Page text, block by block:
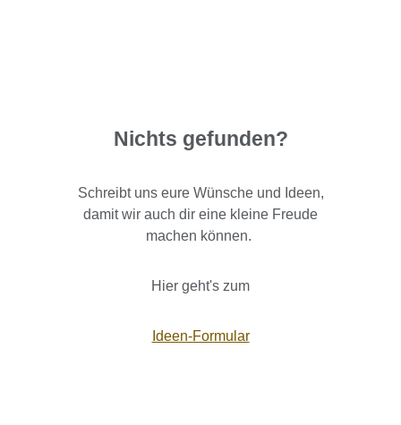
Nichts gefunden?
Schreibt uns eure Wünsche und Ideen,
damit wir auch dir eine kleine Freude
machen können.
Hier geht's zum
Ideen-Formular